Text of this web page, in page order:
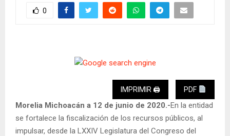
0
IMPRIMIR 🖨 PDF
Morelia Michoacán a 12 de junio de 2020.-En la entidad
se fortalece la fiscalización de los recursos públicos, al
impulsar, desde la LXXIV Legislatura del Congreso del